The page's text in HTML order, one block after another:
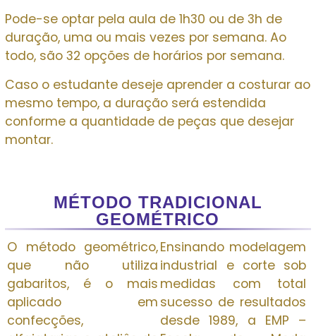
Pode-se optar pela aula de 1h30 ou de 3h de
duração, uma ou mais vezes por semana. Ao
todo, são 32 opções de horários por semana.
Caso o estudante deseje aprender a costurar ao
mesmo tempo, a duração será estendida
conforme a quantidade de peças que desejar
montar.
MÉTODO TRADICIONAL
GEOMÉTRICO
O método geométrico,
que não utiliza
gabaritos, é o mais
aplicado em
confecções,
Ensinando modelagem
industrial e corte sob
medidas com total
sucesso de resultados
desde 1989, a EMP –